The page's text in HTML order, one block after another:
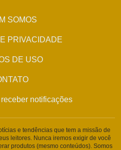
SOMOS
PRIVACIDADE
DE USO
notificações
e tendências que tem a missão de
leitores. Nunca iremos exigir de você
produtos (mesmo conteúdos). Somos